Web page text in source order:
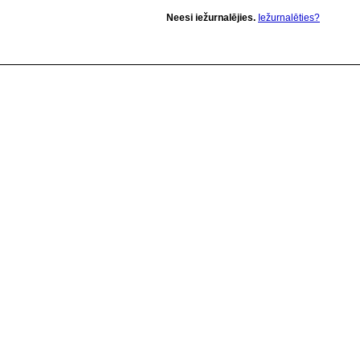
Neesi iežurnalējies. Iežurnalēties?